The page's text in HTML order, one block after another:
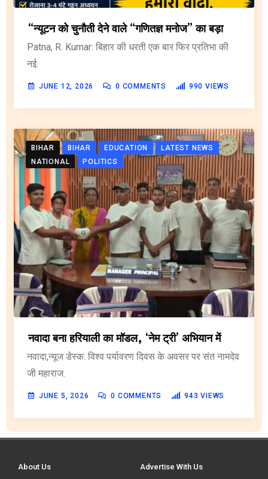
“न्यूटन को चुनौती देने वाले “गणितज्ञ मनोज” का बड़ा
Patna, R. Kumar: बिहार की धरती एक बार फिर प्रतिभा की
नई.
JUNE 12, 2026 0 COMMENTS 990 VIEWS
BIHAR BIHAR EDUCATION
LATEST NEWS
NATIONAL
POLITICS
नवादा बना हरियाली का मॉडल, ‘नेम ट्री’ अभियान में
नवादा,न्यूज डेस्क: विश्व पर्यावरण दिवस के अवसर पर संत नामदेव
जी महाराज.
JUNE 5, 2026 0 COMMENTS 943 VIEWS
About Us Advertise With Us